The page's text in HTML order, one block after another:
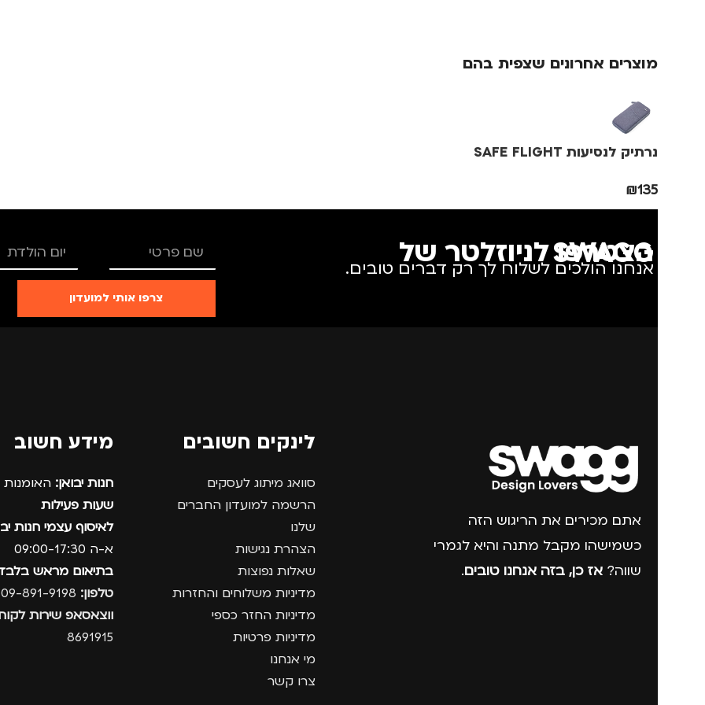
מוצרים אחרונים שצפית בהם
נרתיק לנסיעות SAFE FLIGHT
₪135
הצטרפו לניוזלטר של SWAGG
אנחנו הולכים לשלוח לך רק דברים טובים.
צרפו אותי למועדון
אתם מכירים את הריגוש הזה
כשמישהו מקבל מתנה והיא לגמרי
שווה? אז כן, בזה אנחנו טובים.
לינקים חשובים
סוואג מיתוג לעסקים
הרשמה למועדון החברים
שלנו
הצהרת נגישות
שאלות נפוצות
מדיניות משלוחים והחזרות
מדיניות החזר כספי
מדיניות פרטיות
מי אנחנו
צרו קשר
מידע חשוב
חנות יבואן: האומנות 12, נתניה.
שעות פעילות
לאיסוף עצמי חנות
א-ה 09:00-17:30
בתיאום מראש
טלפון:
ווצאסאפ שירות
8691915